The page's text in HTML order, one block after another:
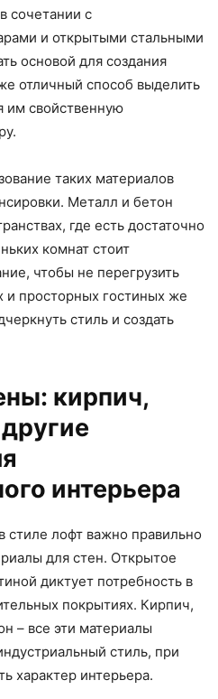
сочетании с
и открытыми стальными
основой для создания
отличный способ выделить
им свойственную
таких материалов
Металл и бетон
где есть достаточно
комнат стоит
чтобы не перегрузить
и просторных гостиных же
стиль и создать
кирпич,
интерьера
стиле лофт важно правильно
для стен. Открытое
диктует потребность в
покрытиях. Кирпич,
– все эти материалы
стиль, при
характер интерьера.